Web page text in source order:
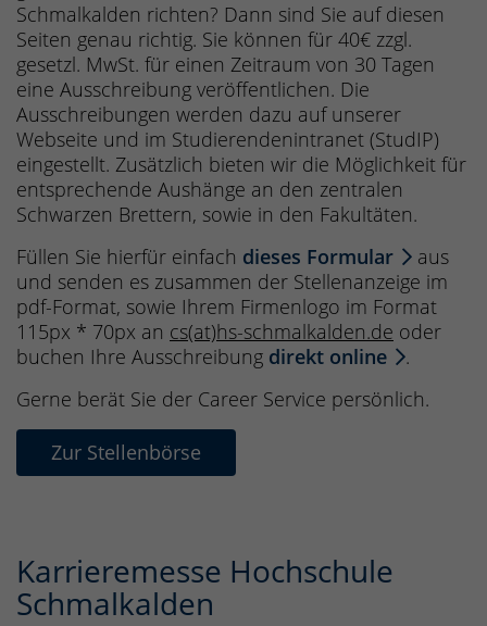
Schmalkalden richten? Dann sind Sie auf diesen
Seiten genau richtig. Sie können für 40€ zzgl.
gesetzl. MwSt. für einen Zeitraum von 30 Tagen
eine Ausschreibung veröffentlichen. Die
Ausschreibungen werden dazu auf unserer
Webseite und im Studierendenintranet (StudIP)
eingestellt. Zusätzlich bieten wir die Möglichkeit für
entsprechende Aushänge an den zentralen
Schwarzen Brettern, sowie in den Fakultäten.
Füllen Sie hierfür einfach dieses Formular
aus
und senden es zusammen der Stellenanzeige im
pdf-Format, sowie Ihrem Firmenlogo im Format
115px * 70px an cs(at)hs-schmalkalden.de oder
buchen Ihre Ausschreibung direkt online
.
Gerne berät Sie der Career Service persönlich.
Zur Stellenbörse
Karrieremesse Hochschule
Schmalkalden